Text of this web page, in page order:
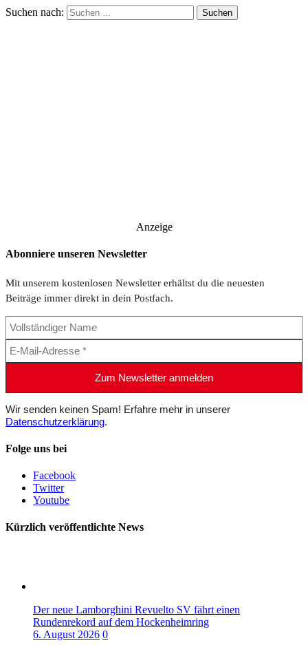
Suchen nach:
Anzeige
Abonniere unseren Newsletter
Mit unserem kostenlosen Newsletter erhältst du die neuesten
Beiträge immer direkt in dein Postfach.
Wir senden keinen Spam! Erfahre mehr in unserer
Datenschutzerklärung.
Folge uns bei
Facebook
Twitter
Youtube
Kürzlich veröffentlichte News
Der neue Lamborghini Revuelto SV fährt einen
Rundenrekord auf dem Hockenheimring
6. August 2026 0